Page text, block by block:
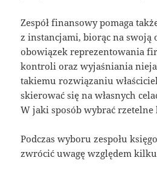
Zespół finansowy pomaga
z instancjami, biorąc na swoją
obowiązek reprezentowania
kontroli oraz wyjaśniania
takiemu rozwiązaniu
skierować się na własnych
W jaki sposób wybrać
Podczas wyboru zespołu
zwrócić uwagę względem